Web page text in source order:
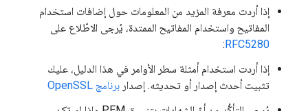
إذا أردت معرفة المزيد من المعلومات حول إضافات استخدام
المفاتيح واستخدام المفاتيح الممتدة، يُرجى الاطّلاع على
RFC5280
:
إذا أردت استخدام أمثلة سطر الأوامر في هذا الدليل، عليك
تثبيت أحدث إصدار أو تحديثه. إصدار برنامج OpenSSL